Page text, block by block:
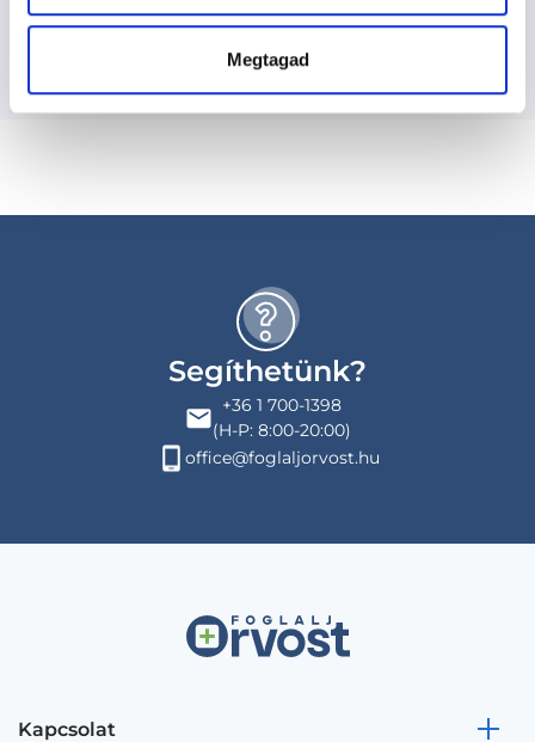
Megtagad
Budapesti és vidéki diagnoszta orvosok
Segíthetünk?
+36 1 700-1398
(H-P: 8:00-20:00)
office@foglaljorvost.hu
Kapcsolat